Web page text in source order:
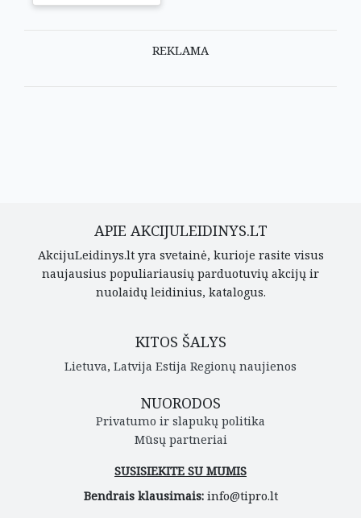
REKLAMA
APIE AKCIJULEIDINYS.LT
AkcijuLeidinys.lt yra svetainė, kurioje rasite visus
naujausius populiariausių parduotuvių akcijų ir
nuolaidų leidinius, katalogus.
KITOS ŠALYS
Lietuva, Latvija Estija Regionų naujienos
NUORODOS
Privatumo ir slapukų politika
Mūsų partneriai
SUSISIEKITE SU MUMIS
Bendrais klausimais: info@tipro.lt